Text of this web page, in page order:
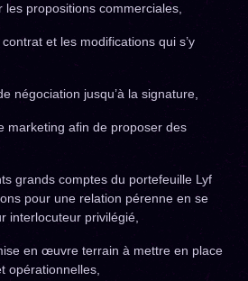
propositions commerciales,
et les modifications qui s’y
négociation jusqu’à la signature,
marketing afin de proposer des
grands comptes du portefeuille Lyf
pour une relation pérenne en se
interlocuteur privilégié,
en œuvre terrain à mettre en place
opérationnelles,